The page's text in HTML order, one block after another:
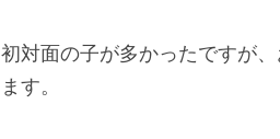
初対面の子が多かったですが
ます。